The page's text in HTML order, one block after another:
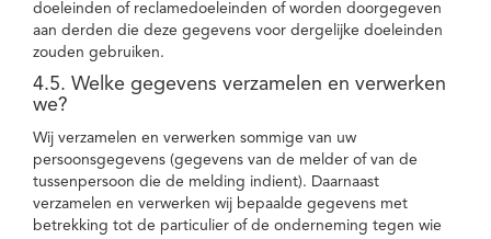
doeleinden of reclamedoeleinden of worden doorgegeven
aan derden die deze gegevens voor dergelijke doeleinden
zouden gebruiken.
4.5. Welke gegevens verzamelen en verwerken
we?
Wij verzamelen en verwerken sommige van uw
persoonsgegevens (gegevens van de melder of van de
tussenpersoon die de melding indient). Daarnaast
verzamelen en verwerken wij bepaalde gegevens met
betrekking tot de particulier of de onderneming tegen wie